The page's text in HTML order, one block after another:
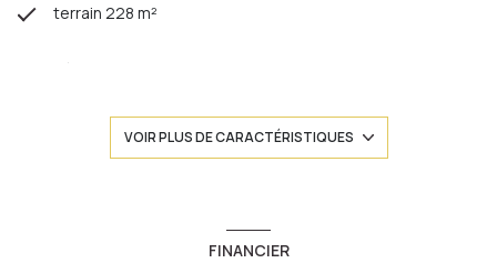
terrain 228 m²
séjour 27 m²
VOIR PLUS DE CARACTÉRISTIQUES
FINANCIER